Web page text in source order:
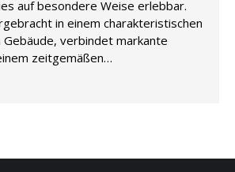
auf besondere Weise erlebbar.
in einem charakteristischen
Gebäude, verbindet markante
zeitgemäßen…